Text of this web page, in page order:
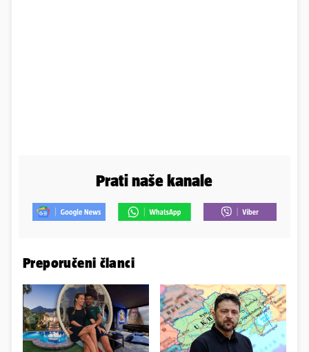
Prati naše kanale
Preporučeni članci